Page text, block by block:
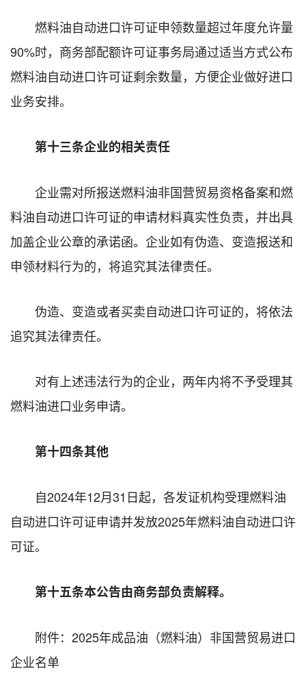
燃料油自动进口许可证申领数量超过年度允许量
90%时，商务部配额许可证事务局通过适当方式公布
燃料油自动进口许可证剩余数量，方便企业做好进口
业务安排。
第十三条企业的相关责任
企业需对所报送燃料油非国营贸易资格备案和燃
料油自动进口许可证的申请材料真实性负责，并出具
加盖企业公章的承诺函。企业如有伪造、变造报送和
申领材料行为的，将追究其法律责任。
伪造、变造或者买卖自动进口许可证的，将依法
追究其法律责任。
对有上述违法行为的企业，两年内将不予受理其
燃料油进口业务申请。
第十四条其他
自2024年12月31日起，各发证机构受理燃料油
自动进口许可证申请并发放2025年燃料油自动进口许
可证。
第十五条本公告由商务部负责解释。
附件： 2025年成品油（燃料油）非国营贸易进口
企业名单